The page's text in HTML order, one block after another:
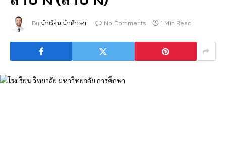
By นักเรียน นักศึกษา No Comments 1 Min Read